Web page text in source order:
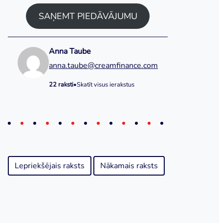
SAŅEMT PIEDĀVĀJUMU
Anna Taube
anna.taube@creamfinance.com
22 raksti•Skatīt visus ierakstus
Lepriekšējais raksts Nākamais raksts